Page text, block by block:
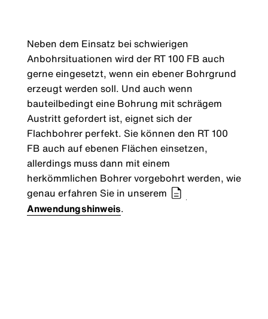
Neben dem Einsatz bei schwierigen
Anbohrsituationen wird der RT 100 FB auch
gerne eingesetzt, wenn ein ebener Bohrgrund
erzeugt werden soll. Und auch wenn
bauteilbedingt eine Bohrung mit schrägem
Austritt gefordert ist, eignet sich der
Flachbohrer perfekt. Sie können den RT 100
FB auch auf ebenen Flächen einsetzen,
allerdings muss dann mit einem
herkömmlichen Bohrer vorgebohrt werden, wie
genau erfahren Sie in unserem
Anwendungshinweis.